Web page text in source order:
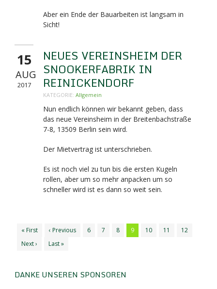
Aber ein Ende der Bauarbeiten ist langsam in
Sicht!
15
AUG
2017
NEUES VEREINSHEIM DER
SNOOKERFABRIK IN
REINICKENDORF
KATEGORIE: Allgemein
Nun endlich können wir bekannt geben, dass
das neue Vereinsheim in der Breitenbachstraße
7-8, 13509 Berlin sein wird.
Der Mietvertrag ist unterschrieben.
Es ist noch viel zu tun bis die ersten Kugeln
rollen, aber um so mehr anpacken um so
schneller wird ist es dann so weit sein.
« First ‹ Previous 6 7 8 9 10 11
12
Next ›
Last »
DANKE UNSEREN SPONSOREN